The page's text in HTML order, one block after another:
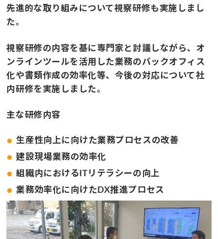
先進的な取り組みについて視察研修も実施しまし
た。
視察研修の内容を基に専門家と討議しながら、オ
ンラインツールを活用した業務のバックオフィス
化や書類作成の効率化等、今後の対応について社
内研修を実施しました。
主な研修内容
生産性向上に向けた業務プロセスの改善
建設現場業務の効率化
組織内におけるITリテラシーの向上
業務効率化に向けたDX推進プロセス